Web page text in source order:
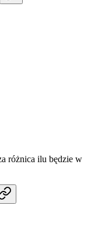
różnica ilu będzie w